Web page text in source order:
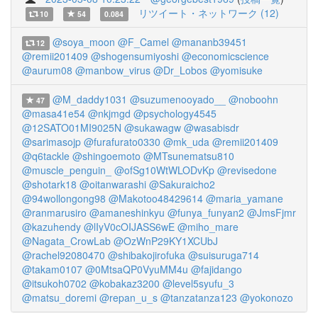
10 54 0.084 リツイート・ネットワーク (12)
12 @soya_moon @F_Camel @mananb39451
@remii201409 @shogensumiyoshi @economicscience
@aurum08 @manbow_virus @Dr_Lobos @yomisuke
47 @M_daddy1031 @suzumenooyado__
@noboohn
@masa41e54 @nkjmgd @psychology4545
@12SATO01MI9025N @sukawagw @wasabisdr
@sarimasojp @furafurato0330 @mk_uda @remii201409
@q6tackle @shingoemoto @MTsunematsu810
@muscle_penguin_
@ofSg10WtWLODvKp @revisedone
@shotark18 @oitanwarashi @Sakuraicho2
@94wollongong98 @Makotoo48429614 @maria_yamane
@ranmarusiro @amaneshinkyu @funya_funyan2 @JmsFjmr
@kazuhendy @lIyV0cOIJASS6wE @miho_mare
@Nagata_CrowLab @OzWnP29KY1XCUbJ
@rachel92080470 @shibakojirofuka @suisuruga714
@takam0107 @0MtsaQP0VyuMM4u @fajidango
@itsukoh0702 @kobakaz3200 @level5syufu_3
@matsu_doremi @repan_u_s @tanzatanza123 @yokonozo